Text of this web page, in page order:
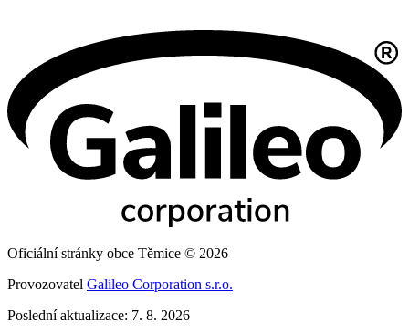
Oficiální stránky obce Těmice © 2026
Provozovatel Galileo Corporation s.r.o.
Poslední aktualizace: 7. 8. 2026